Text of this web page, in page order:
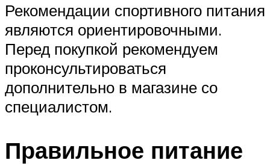
Рекомендации спортивного питания
являются ориентировочными.
Перед покупкой рекомендуем
проконсультироваться
дополнительно в магазине со
специалистом.
Правильное питание